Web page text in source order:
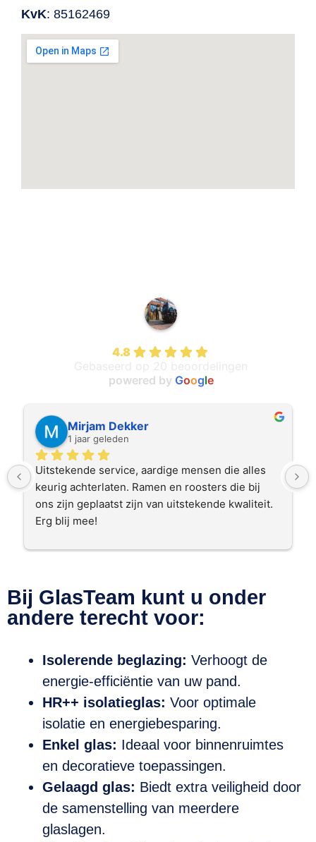
KvK: 85162469
4.8
powered by Google
Mirjam Dekker
1 jaar geleden
Uitstekende service, aardige mensen die alles
keurig achterlaten. Ramen en roosters die bij
ons zijn geplaatst zijn van uitstekende kwaliteit.
Erg blij mee!
Bij GlasTeam kunt u onder
andere terecht voor:
Isolerende beglazing: Verhoogt de
energie-efficiëntie van uw pand.
HR++ isolatieglas: Voor optimale
isolatie en energiebesparing.
Enkel glas: Ideaal voor binnenruimtes
en decoratieve toepassingen.
Gelaagd glas: Biedt extra veiligheid door
de samenstelling van meerdere
glaslagen.